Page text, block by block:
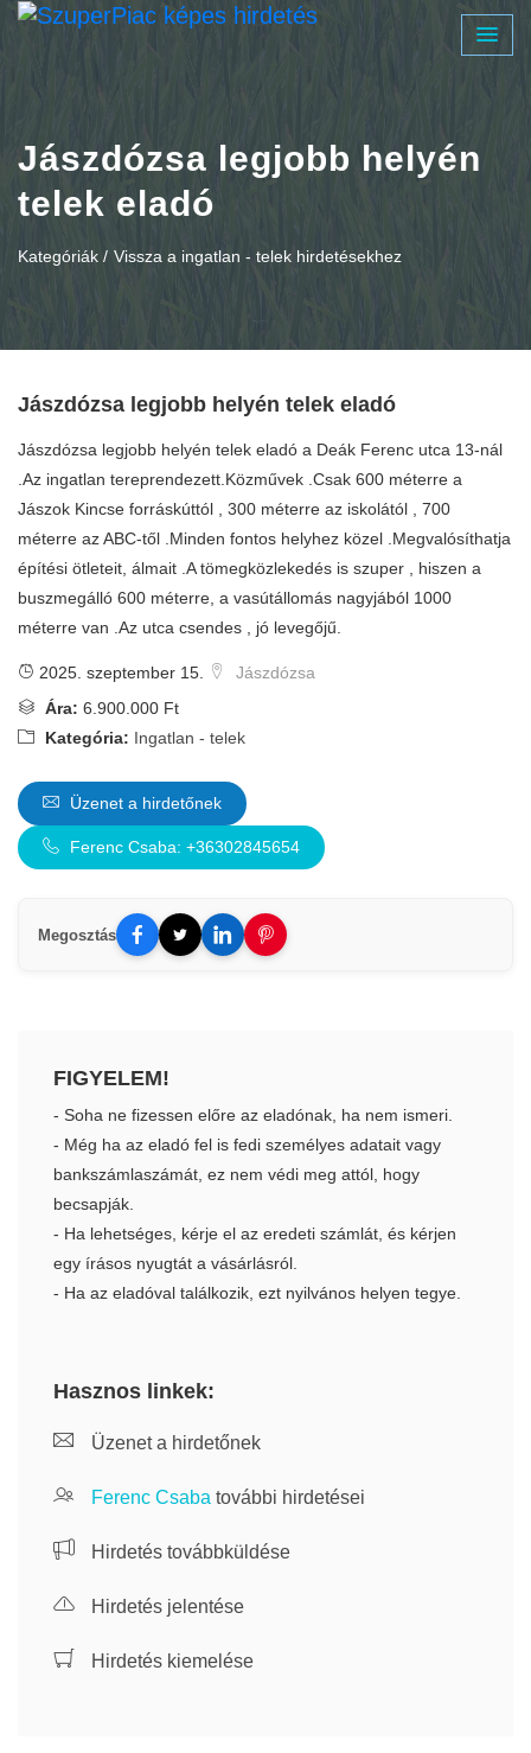
Jászdózsa legjobb helyén
telek eladó
Kategóriák / Vissza a ingatlan - telek hirdetésekhez
Jászdózsa legjobb helyén telek eladó
Jászdózsa legjobb helyén telek eladó a Deák Ferenc utca 13-nál
.Az ingatlan tereprendezett.Közművek .Csak 600 méterre a
Jászok Kincse forráskúttól , 300 méterre az iskolától , 700
méterre az ABC-től .Minden fontos helyhez közel .Megvalósíthatja
építési ötleteit, álmait .A tömegközlekedés is szuper , hiszen a
buszmegálló 600 méterre, a vasútállomás nagyjából 1000
méterre van .Az utca csendes , jó levegőjű.
2025. szeptember 15.
Jászdózsa
Ára: 6.900.000 Ft
Kategória: Ingatlan - telek
Üzenet a hirdetőnek
Ferenc Csaba: +36302845654
Megosztás
FIGYELEM!
- Soha ne fizessen előre az eladónak, ha nem ismeri.
- Még ha az eladó fel is fedi személyes adatait vagy
bankszámlaszámát, ez nem védi meg attól, hogy
becsapják.
- Ha lehetséges, kérje el az eredeti számlát, és kérjen
egy írásos nyugtát a vásárlásról.
- Ha az eladóval találkozik, ezt nyilvános helyen tegye.
Hasznos linkek:
Üzenet a hirdetőnek
Ferenc Csaba további hirdetései
Hirdetés továbbküldése
Hirdetés jelentése
Hirdetés kiemelése